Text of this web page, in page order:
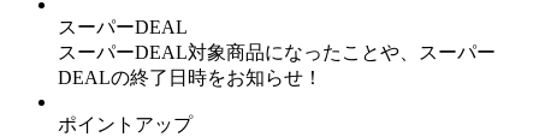
スーパーDEAL
スーパーDEAL対象商品になったことや、スーパー
DEALの終了日時をお知らせ！
ポイントアップ